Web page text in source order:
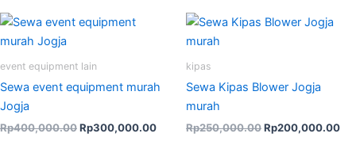
event equipment lain
Sewa event equipment murah
Jogja
Rp400,000.00
Original
price
Rp300,000.00
Current
kipas
Sewa Kipas Blower Jogja
murah
Rp250,000.00
Original
Rp200,000.00